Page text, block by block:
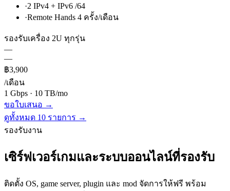
·2 IPv4 + IPv6 /64
·Remote Hands 4 ครั้ง/เดือน
รองรับเครื่อง 2U ทุกรุ่น
—
—
฿3,900
/เดือน
1 Gbps · 10 TB/mo
ขอใบเสนอ →
ดูทั้งหมด 10 รายการ →
รองรับงาน
เซิร์ฟเวอร์เกมและระบบออนไลน์ที่รองรับ
ติดตั้ง OS, game server, plugin และ mod จัดการให้ฟรี พร้อม